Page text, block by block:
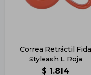
Correa Retráctil Fida
Styleash L Roja
$ 1.814